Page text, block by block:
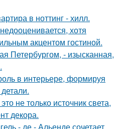
в ноттинг - хилл.
хотя
акцентом гостиной.
Петербургом, - изысканная,
в интерьере, формируя
не только источник света,
декора.
- де - Альенде сочетает